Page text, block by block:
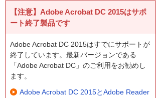
【注意】Adobe Acrobat DC 2015はサポ
ート終了製品です
Adobe Acrobat DC 2015はすでにサポートが
終了しています。最新バージョンである
「Adobe Acrobat DC」のご利用をお勧めし
ます。
Adobe Acrobat DC 2015とAdobe Reader